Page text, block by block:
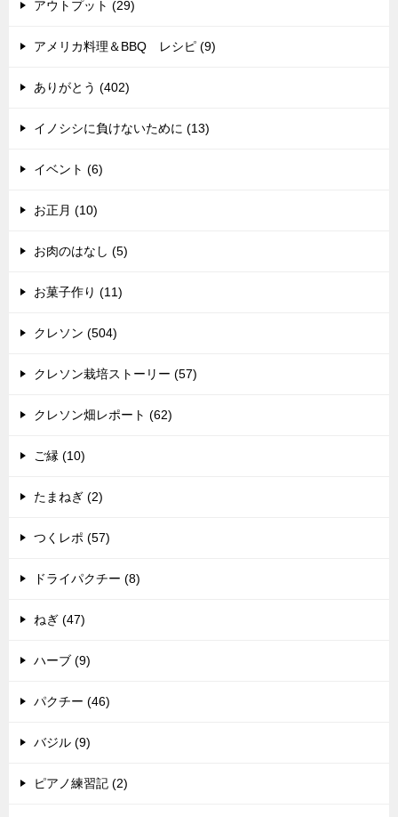
アウトプット (29)
アメリカ料理＆BBQ レシピ (9)
ありがとう (402)
イノシシに負けないために (13)
イベント (6)
お正月 (10)
お肉のはなし (5)
お菓子作り (11)
クレソン (504)
クレソン栽培ストーリー (57)
クレソン畑レポート (62)
ご縁 (10)
たまねぎ (2)
つくレポ (57)
ドライパクチー (8)
ねぎ (47)
ハーブ (9)
パクチー (46)
バジル (9)
ピアノ練習記 (2)